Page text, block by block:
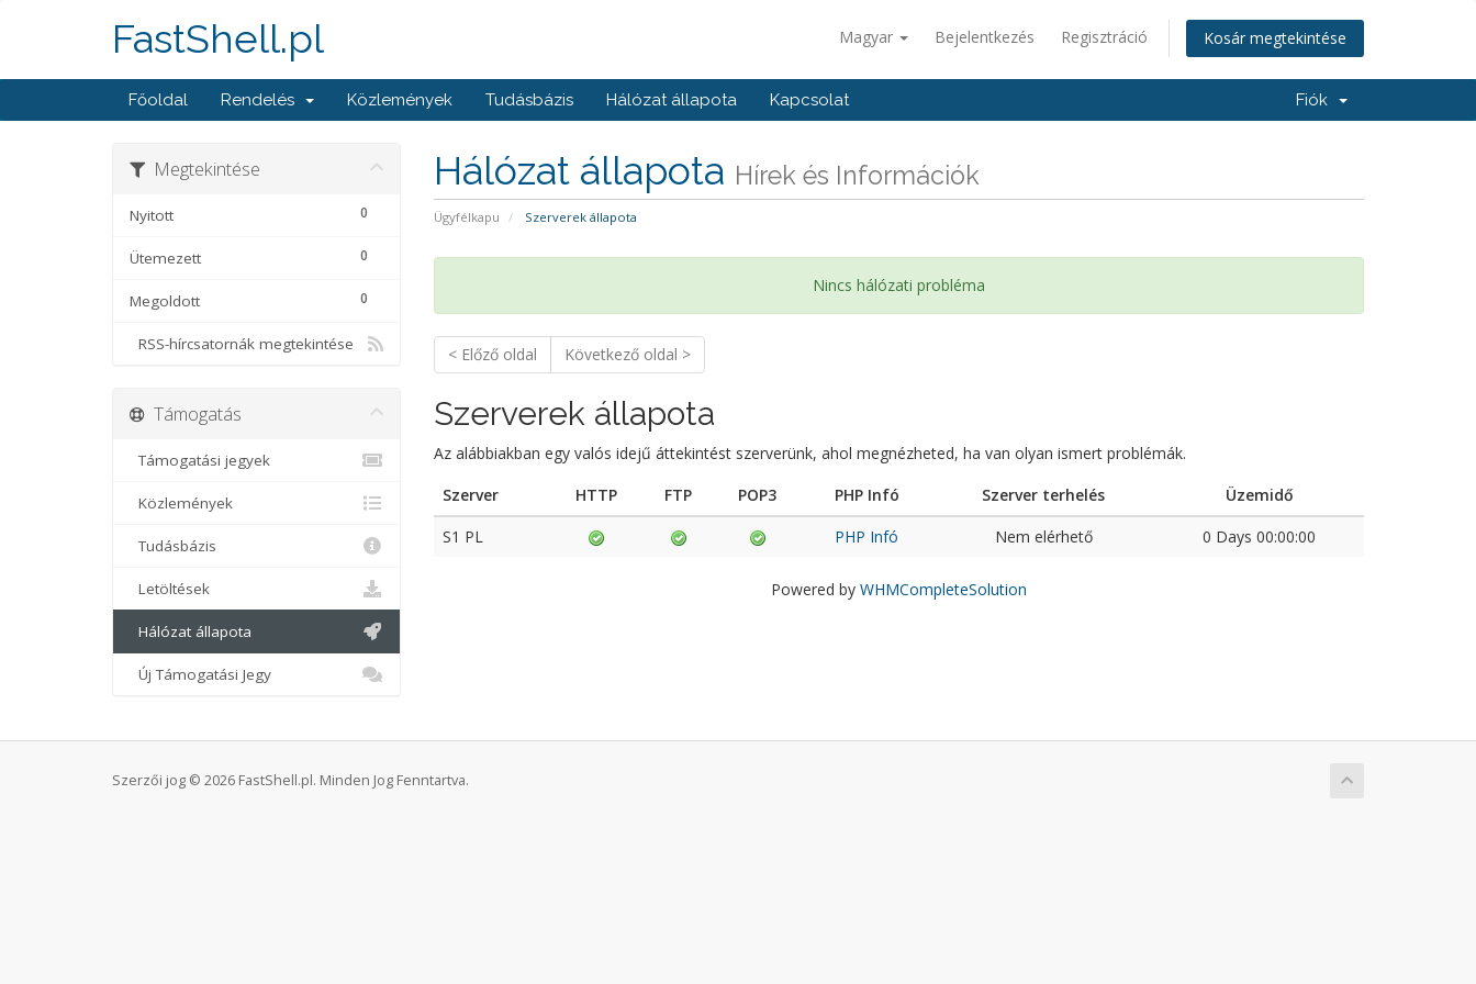
Magyar Bejelentkezés Regisztráció Kosár megtekintése
FastShell.pl
Főoldal Rendelés Közlemények Tudásbázis Hálózat állapota Kapcsolat Fiók
Hálózat állapota Hírek és Információk
Ügyfélkapu Szerverek állapota
Megtekintése
0
Nyitott
0
Ütemezett
0
Megoldott
RSS-hírcsatornák megtekintése
Nincs hálózati probléma
< Előző oldal Következő oldal >
Szerverek állapota
Az alábbiakban egy valós idejű áttekintést szerverünk, ahol megnézheted, ha van olyan ismert problémák.
Szerver
HTTP FTP POP3 PHP Infó Szerver terhelés
Üzemidő
S1 PL
PHP Infó Nem elérhető 0 Days 00:00:00
Powered by WHMCompleteSolution
Támogatás
Támogatási jegyek
Közlemények
Tudásbázis
Letöltések
Hálózat állapota
Új Támogatási Jegy
Szerzői jog © 2026 FastShell.pl. Minden Jog Fenntartva.